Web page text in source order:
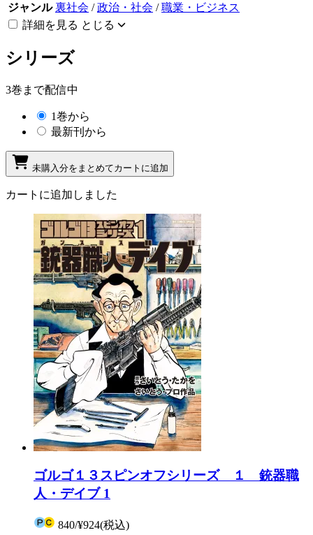
ジャンル 裏社会 /政治・社会 /職業・ビジネス
詳細を見る とじる
シリーズ
3巻まで配信中
1巻から
最新刊から
未購入分をまとめてカートに追加
カートに追加しました
ゴルゴ１３スピンオフシリーズ １ 銃器職
人・デイブ 1
840/¥924(税込)